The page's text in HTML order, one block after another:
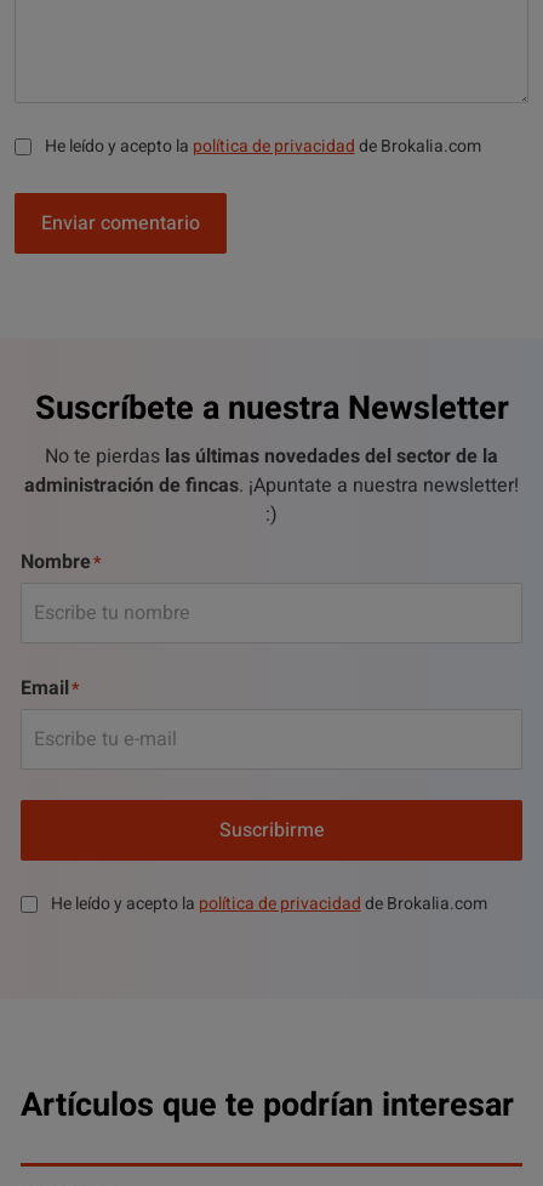
He leído y acepto la política de privacidadde Brokalia.com
Enviar comentario
Suscríbete a nuestra Newsletter
No te pierdas las últimas novedades del sector de la
administración de fincas. ¡Apuntate a nuestra newsletter!
:)
Nombre
Email
Suscribirme
He leído y acepto la política de privacidadde Brokalia.com
Artículos que te podrían interesar